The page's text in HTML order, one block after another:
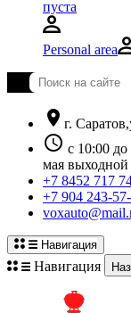
пуста
Personal area
location_on г.
schedule с 10:00
мая
+7 8452 717
+7 904 243-
Навигация
Навигация